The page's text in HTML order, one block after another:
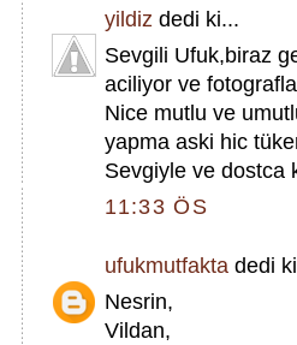
yildiz dedi ki...
Sevgili Ufuk,biraz
aciliyor ve
Nice mutlu ve
yapma aski hic
Sevgiyle ve dostca
11:33 ÖS
ufukmutfakta dedi
Nesrin,
Vildan,